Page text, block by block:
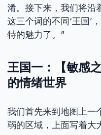
淆。接下来，我们将沿
这三个词的不同‘王国’
特的魅力了。”
王国一：【敏
的情绪世界
我们首先来到地图上一
弱的区域，上面写着大